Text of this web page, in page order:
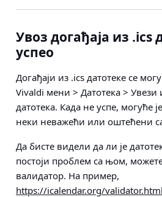
Увоз догађаја из .ics
успео
Догађаји из .ics датотеке се
Vivaldi мени > Датотека > Увези
датотека. Када не успе, могуће
неки неважећи или оштећени
Да бисте видели да ли је
постоји проблем са њом,
валидатор. На пример,
https://icalendar.org/validator.html